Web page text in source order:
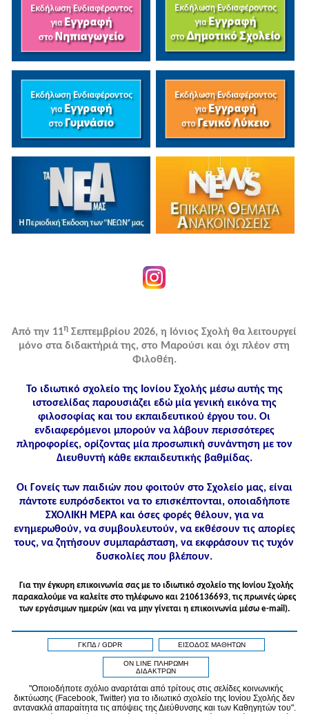
Από την 11η Σεπτεμβρίου 2026, η Ιόνιος Σχολή θα λειτουργεί
μόνο στα διδακτήριά της, στο Μαρούσι και όχι πλέον στη
Φιλοθέη.
Το ιδιωτικό σχολείο της Ιονίου Σχολής μέσω αυτής της
ιστοσελίδας παρουσιάζει εδώ μία γενική εικόνα της
φιλοσοφίας και του εκπαιδευτικού έργου του. Οι
ενδιαφερόμενοι μπορούν να λάβουν περισσότερες
πληροφορίες, ορίζοντας μία προσωπική συνάντηση με τον
Διευθυντή κάθε εκπαιδευτικής βαθμίδας.
Οι Γονείς των παιδιών που φοιτούν στο Σχολείο μας, είναι
πάντοτε ευπρόσδεκτοι να το επισκέπτονται, οποιαδήποτε
ΣΧΟΛΙΚΗ ΜΕΡΑ και όσες φορές θέλουν, για να
ενημερωθούν, να συμβουλευτούν, να εκθέσουν τις απορίες
τους, να ζητήσουν συμπαράσταση, να εκφράσουν τις τυχόν
δυσκολίες που βλέπουν.
Για την έγκυρη επικοινωνία σας με το ιδιωτικό σχολείο της Ιονίου Σχολής
παρακαλούμε να καλείτε στo τηλέφωνo και 2106136693, τις πρωινές ώρες
των εργάσιμων ημερών (και να μην γίνεται η επικοινωνία μέσω e-mail).
ΓΚΠΔ / GDPR ΕΙΣΟΔΟΣ ΜΑΘΗΤΩΝ
ON LINE ΠΛΗΡΩΜΗ
ΔΙΔΑΚΤΡΩΝ
"Οποιοδήποτε σχόλιο αναρτάται από τρίτους στις σελίδες κοινωνικής
δικτύωσης (Facebook, Twitter) για το ιδιωτικό σχολείο της Ιονίου Σχολής δεν
αντανακλά απαραίτητα τις απόψεις της Διεύθυνσης και των Καθηγητών του".